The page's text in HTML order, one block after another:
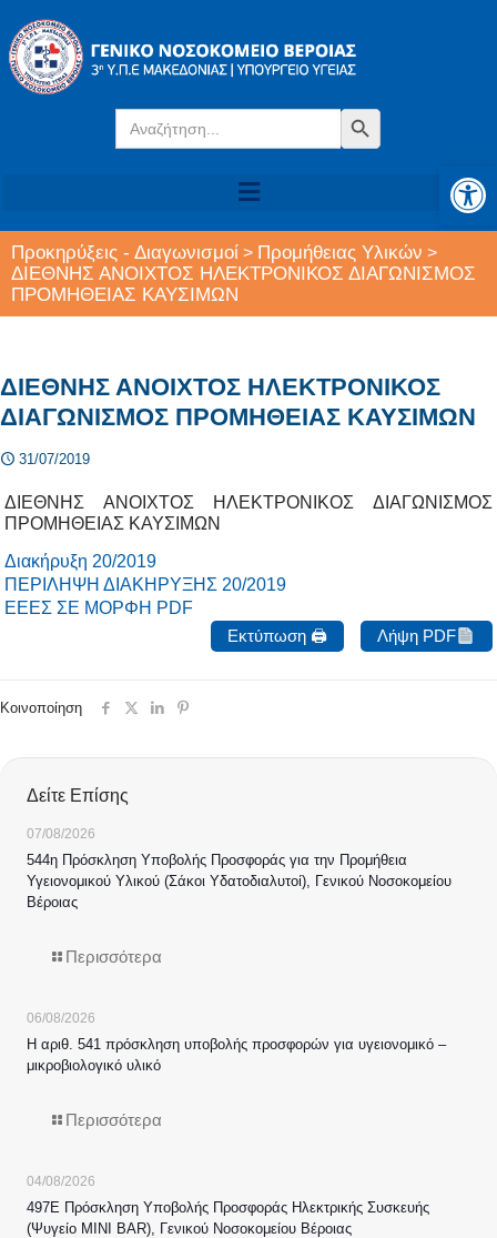
Search
for:
Search Button
Προκηρύξεις - Διαγωνισμοί > Προμήθειας Υλικών >
ΔΙΕΘΝΗΣ ΑΝΟΙΧΤΟΣ ΗΛΕΚΤΡΟΝΙΚΟΣ ΔΙΑΓΩΝΙΣΜΟΣ
ΠΡΟΜΗΘΕΙΑΣ ΚΑΥΣΙΜΩΝ
ΔΙΕΘΝΗΣ ΑΝΟΙΧΤΟΣ ΗΛΕΚΤΡΟΝΙΚΟΣ
ΔΙΑΓΩΝΙΣΜΟΣ ΠΡΟΜΗΘΕΙΑΣ ΚΑΥΣΙΜΩΝ
31/07/2019
ΔΙΕΘΝΗΣ ΑΝΟΙΧΤΟΣ ΗΛΕΚΤΡΟΝΙΚΟΣ ΔΙΑΓΩΝΙΣΜΟΣ
ΠΡΟΜΗΘΕΙΑΣ ΚΑΥΣΙΜΩΝ
Διακήρυξη 20/2019
ΠΕΡΙΛΗΨΗ ΔΙΑΚΗΡΥΞΗΣ 20/2019
ΕΕΕΣ ΣΕ ΜΟΡΦΗ PDF
Εκτύπωση 🖨
Λήψη PDF
Κοινοποίηση
Δείτε Επίσης
07/08/2026
544η Πρόσκληση Υποβολής Προσφοράς για την Προμήθεια
Υγειονομικού Υλικού (Σάκοι Υδατοδιαλυτοί), Γενικού Νοσοκομείου
Βέροιας
Περισσότερα
06/08/2026
Η αριθ. 541 πρόσκληση υποβολής προσφορών για υγειονομικό –
μικροβιολογικό υλικό
Περισσότερα
04/08/2026
497Ε Πρόσκληση Υποβολής Προσφοράς Ηλεκτρικής Συσκευής
(Ψυγείο MINI BAR), Γενικού Νοσοκομείου Βέροιας